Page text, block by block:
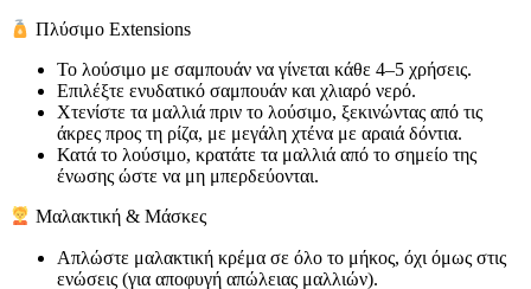
Πλύσιμο Extensions
Το λούσιμο με σαμπουάν να γίνεται κάθε 4–5 χρήσεις.
Επιλέξτε ενυδατικό σαμπουάν και χλιαρό νερό.
Χτενίστε τα μαλλιά πριν το λούσιμο, ξεκινώντας από τις
άκρες προς τη ρίζα, με μεγάλη χτένα με αραιά δόντια.
Κατά το λούσιμο, κρατάτε τα μαλλιά από το σημείο της
ένωσης ώστε να μη μπερδεύονται.
Μαλακτική & Μάσκες
Απλώστε μαλακτική κρέμα σε όλο το μήκος, όχι όμως στις
ενώσεις (για αποφυγή απώλειας μαλλιών).